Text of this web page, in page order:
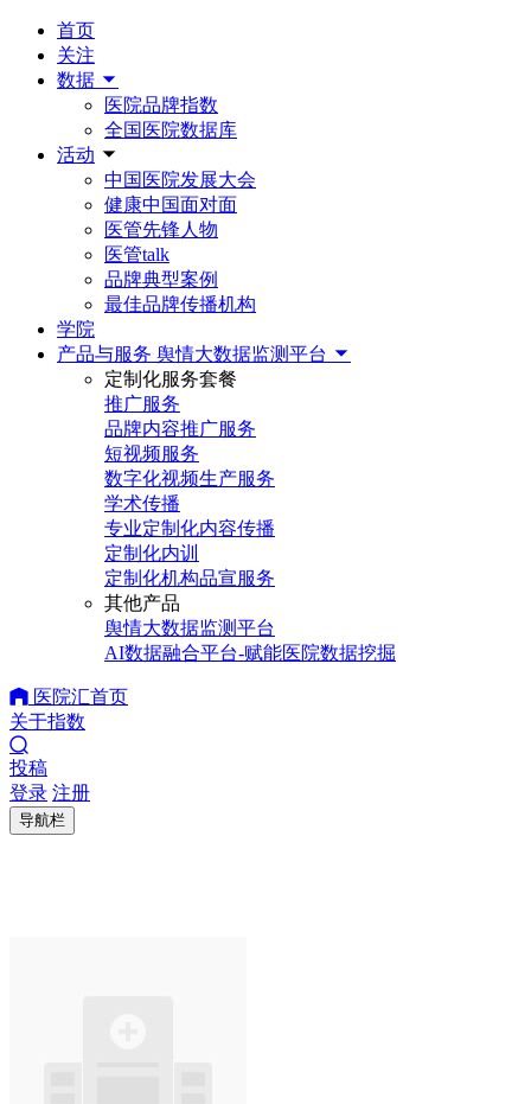
首页
关注
数据
医院品牌指数
全国医院数据库
活动
中国医院发展大会
健康中国面对面
医管先锋人物
医管talk
品牌典型案例
最佳品牌传播机构
学院
产品与服务 舆情大数据监测平台
定制化服务套餐
推广服务
品牌内容推广服务
短视频服务
数字化视频生产服务
学术传播
专业定制化内容传播
定制化内训
定制化机构品宣服务
其他产品
舆情大数据监测平台
AI数据融合平台-赋能医院数据挖掘
医院汇首页
关于指数
投稿
登录 注册
导航栏